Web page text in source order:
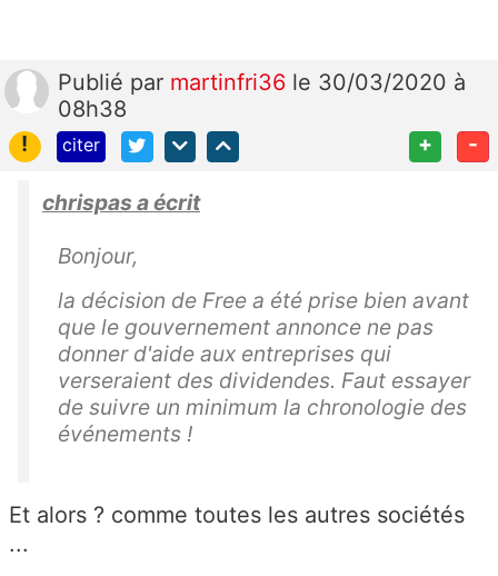
Publié par martinfri36 le 30/03/2020 à
08h38
!
citer + -
chrispas a écrit
Bonjour,
la décision de Free a été prise bien avant
que le gouvernement annonce ne pas
donner d'aide aux entreprises qui
verseraient des dividendes. Faut essayer
de suivre un minimum la chronologie des
événements !
Et alors ? comme toutes les autres sociétés
...